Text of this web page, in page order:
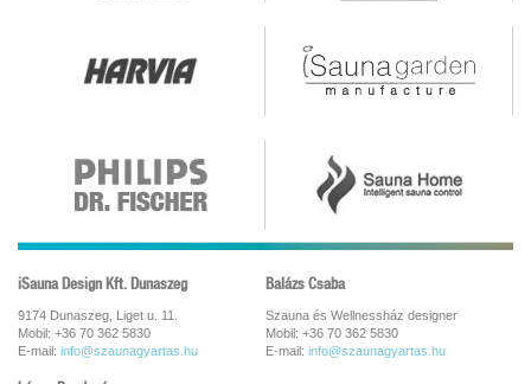
iSauna Design Kft. Dunaszeg
9174 Dunaszeg, Liget u. 11.
Mobil: +36 70 362 5830
E-mail: info@szaunagyartas.hu
Balázs Csaba
Szauna és Wellnessház designer
Mobil: +36 70 362 5830
E-mail: info@szaunagyartas.hu